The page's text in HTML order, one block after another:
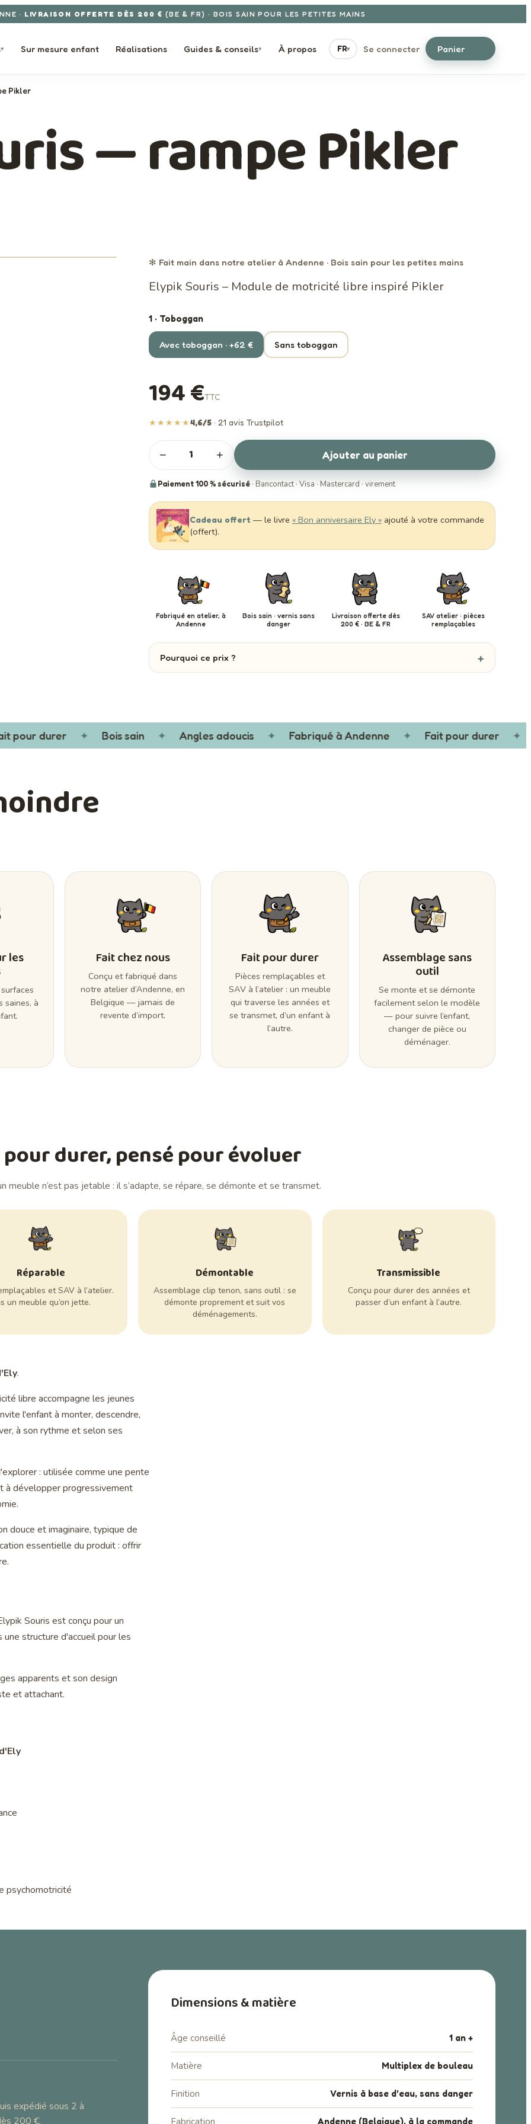
· LIVRAISON OFFERTE DÈS 200 € (BE & FR) · BOIS SAIN POUR LES PETITES MAINS
▾ Sur mesure enfant Réalisations Guides & conseils▾ À propos FR▾ Se connecter Panier
Pikler
— rampe Pikler
› ✻ Fait main dans notre atelier à Andenne · Bois sain pour les petites mains
Elypik Souris – Module de motricité libre inspiré Pikler
1 · Toboggan
Avec toboggan · +62 € Sans toboggan
194 €TTC
★★★★★4,6/5· 21 avis Trustpilot
− + Ajouter au panier
Paiement 100 % sécurisé· Bancontact · Visa · Mastercard · virement
Cadeau offert — le livre « Bon anniversaire Ely »ajouté à votre commande
(offert).
Fabriqué en atelier, à
Andenne
Bois sain · vernis sans
danger
Livraison offerte dès
200 € · BE & FR
SAV atelier · pièces
remplaçables
Pourquoi ce prix ?
durer ✦ Bois sain ✦ Angles adoucis ✦ Fabriqué à Andenne ✦ Fait pour durer ✦
les
saines, à
Fait chez nous
Conçu et fabriqué dans
notre atelier d’Andenne, en
Belgique — jamais de
revente d’import.
Fait pour durer
Pièces remplaçables et
SAV à l’atelier : un meuble
qui traverse les années et
se transmet, d’un enfant à
l’autre.
Assemblage sans
outil
Se monte et se démonte
facilement selon le modèle
— pour suivre l’enfant,
changer de pièce ou
déménager.
pour durer, pensé pour évoluer
meuble n’est pas jetable : il s’adapte, se répare, se démonte et se transmet.
Réparable
et SAV à l’atelier.
un meuble qu’on jette.
Démontable
Assemblage clip tenon, sans outil : se
démonte proprement et suit vos
déménagements.
Transmissible
Conçu pour durer des années et
passer d’un enfant à l’autre.
.
libre accompagne les jeunes
l'enfant à monter, descendre,
à son rythme et selon ses
: utilisée comme une pente
à développer progressivement
douce et imaginaire, typique de
essentielle du produit : offrir
Souris est conçu pour un
une structure d'accueil pour les
apparents et son design
et attachant.
psychomotricité
expédié sous 2 à
200 €.
Dimensions & matière
Âge conseillé 1 an +
Matière Multiplex de bouleau
Finition Vernis à base d’eau, sans danger
Fabrication Andenne (Belgique), à la commande